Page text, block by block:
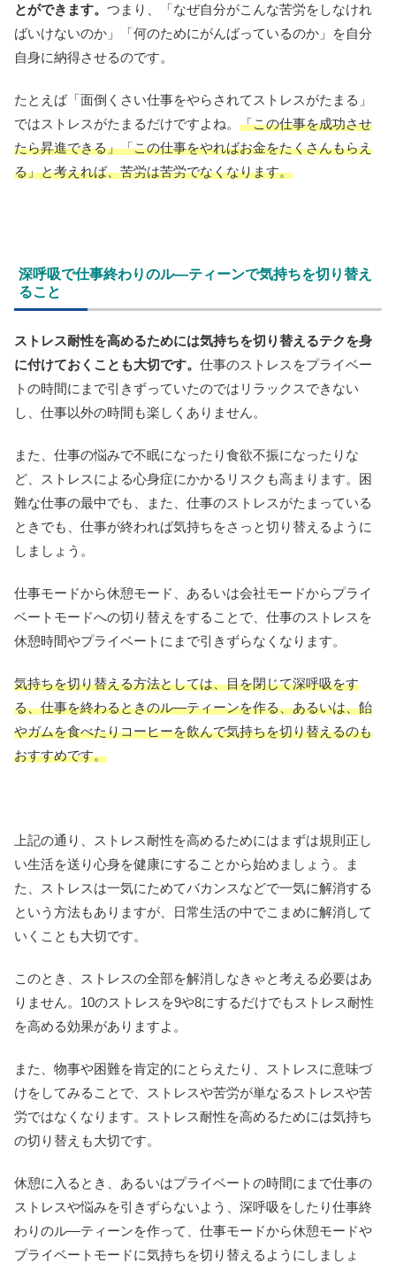
とができます。 つまり、「なぜ自分がこんな苦労をしなけれ
ばいけないのか」「何のためにがんばっているのか」を自分
自身に納得させるのです。
たとえば「面倒くさい仕事をやらされてストレスがたまる」
ではストレスがたまるだけですよね。 「この仕事を成功させ
たら昇進できる」「この仕事をやればお金をたくさんもらえ
る」と考えれば、苦労は苦労でなくなります。
深呼吸で仕事終わりのル―ティーンで気持ちを切り替え
ること
ストレス耐性を高めるためには気持ちを切り替えるテクを身
に付けておくことも大切です。 仕事のストレスをプライベー
トの時間にまで引きずっていたのではリラックスできない
し、仕事以外の時間も楽しくありません。
また、仕事の悩みで不眠になったり食欲不振になったりな
ど、ストレスによる心身症にかかるリスクも高まります。困
難な仕事の最中でも、また、仕事のストレスがたまっている
ときでも、仕事が終われば気持ちをさっと切り替えるように
しましょう。
仕事モードから休憩モード、あるいは会社モードからプライ
ベートモードへの切り替えをすることで、仕事のストレスを
休憩時間やプライベートにまで引きずらなくなります。
気持ちを切り替える方法としては、目を閉じて深呼吸をす
る、仕事を終わるときのル―ティーンを作る、あるいは、飴
やガムを食べたりコーヒーを飲んで気持ちを切り替えるのも
おすすめです。
上記の通り、ストレス耐性を高めるためにはまずは規則正し
い生活を送り心身を健康にすることから始めましょう。ま
た、ストレスは一気にためてバカンスなどで一気に解消する
という方法もありますが、日常生活の中でこまめに解消して
いくことも大切です。
このとき、ストレスの全部を解消しなきゃと考える必要はあ
りません。10のストレスを9や8にするだけでもストレス耐性
を高める効果がありますよ。
また、物事や困難を肯定的にとらえたり、ストレスに意味づ
けをしてみることで、ストレスや苦労が単なるストレスや苦
労ではなくなります。ストレス耐性を高めるためには気持ち
の切り替えも大切です。
休憩に入るとき、あるいはプライベートの時間にまで仕事の
ストレスや悩みを引きずらないよう、深呼吸をしたり仕事終
わりのル―ティーンを作って、仕事モードから休憩モードや
プライベートモードに気持ちを切り替えるようにしましょ